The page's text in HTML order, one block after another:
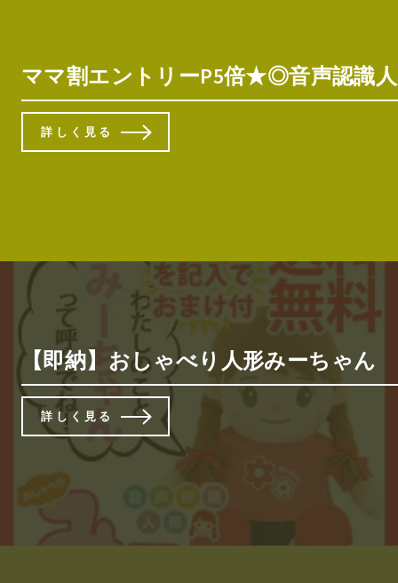
ママ割エントリーP5倍★◎音声認識
詳しく見る
【即納】おしゃべり人形みーちゃ
詳しく見る